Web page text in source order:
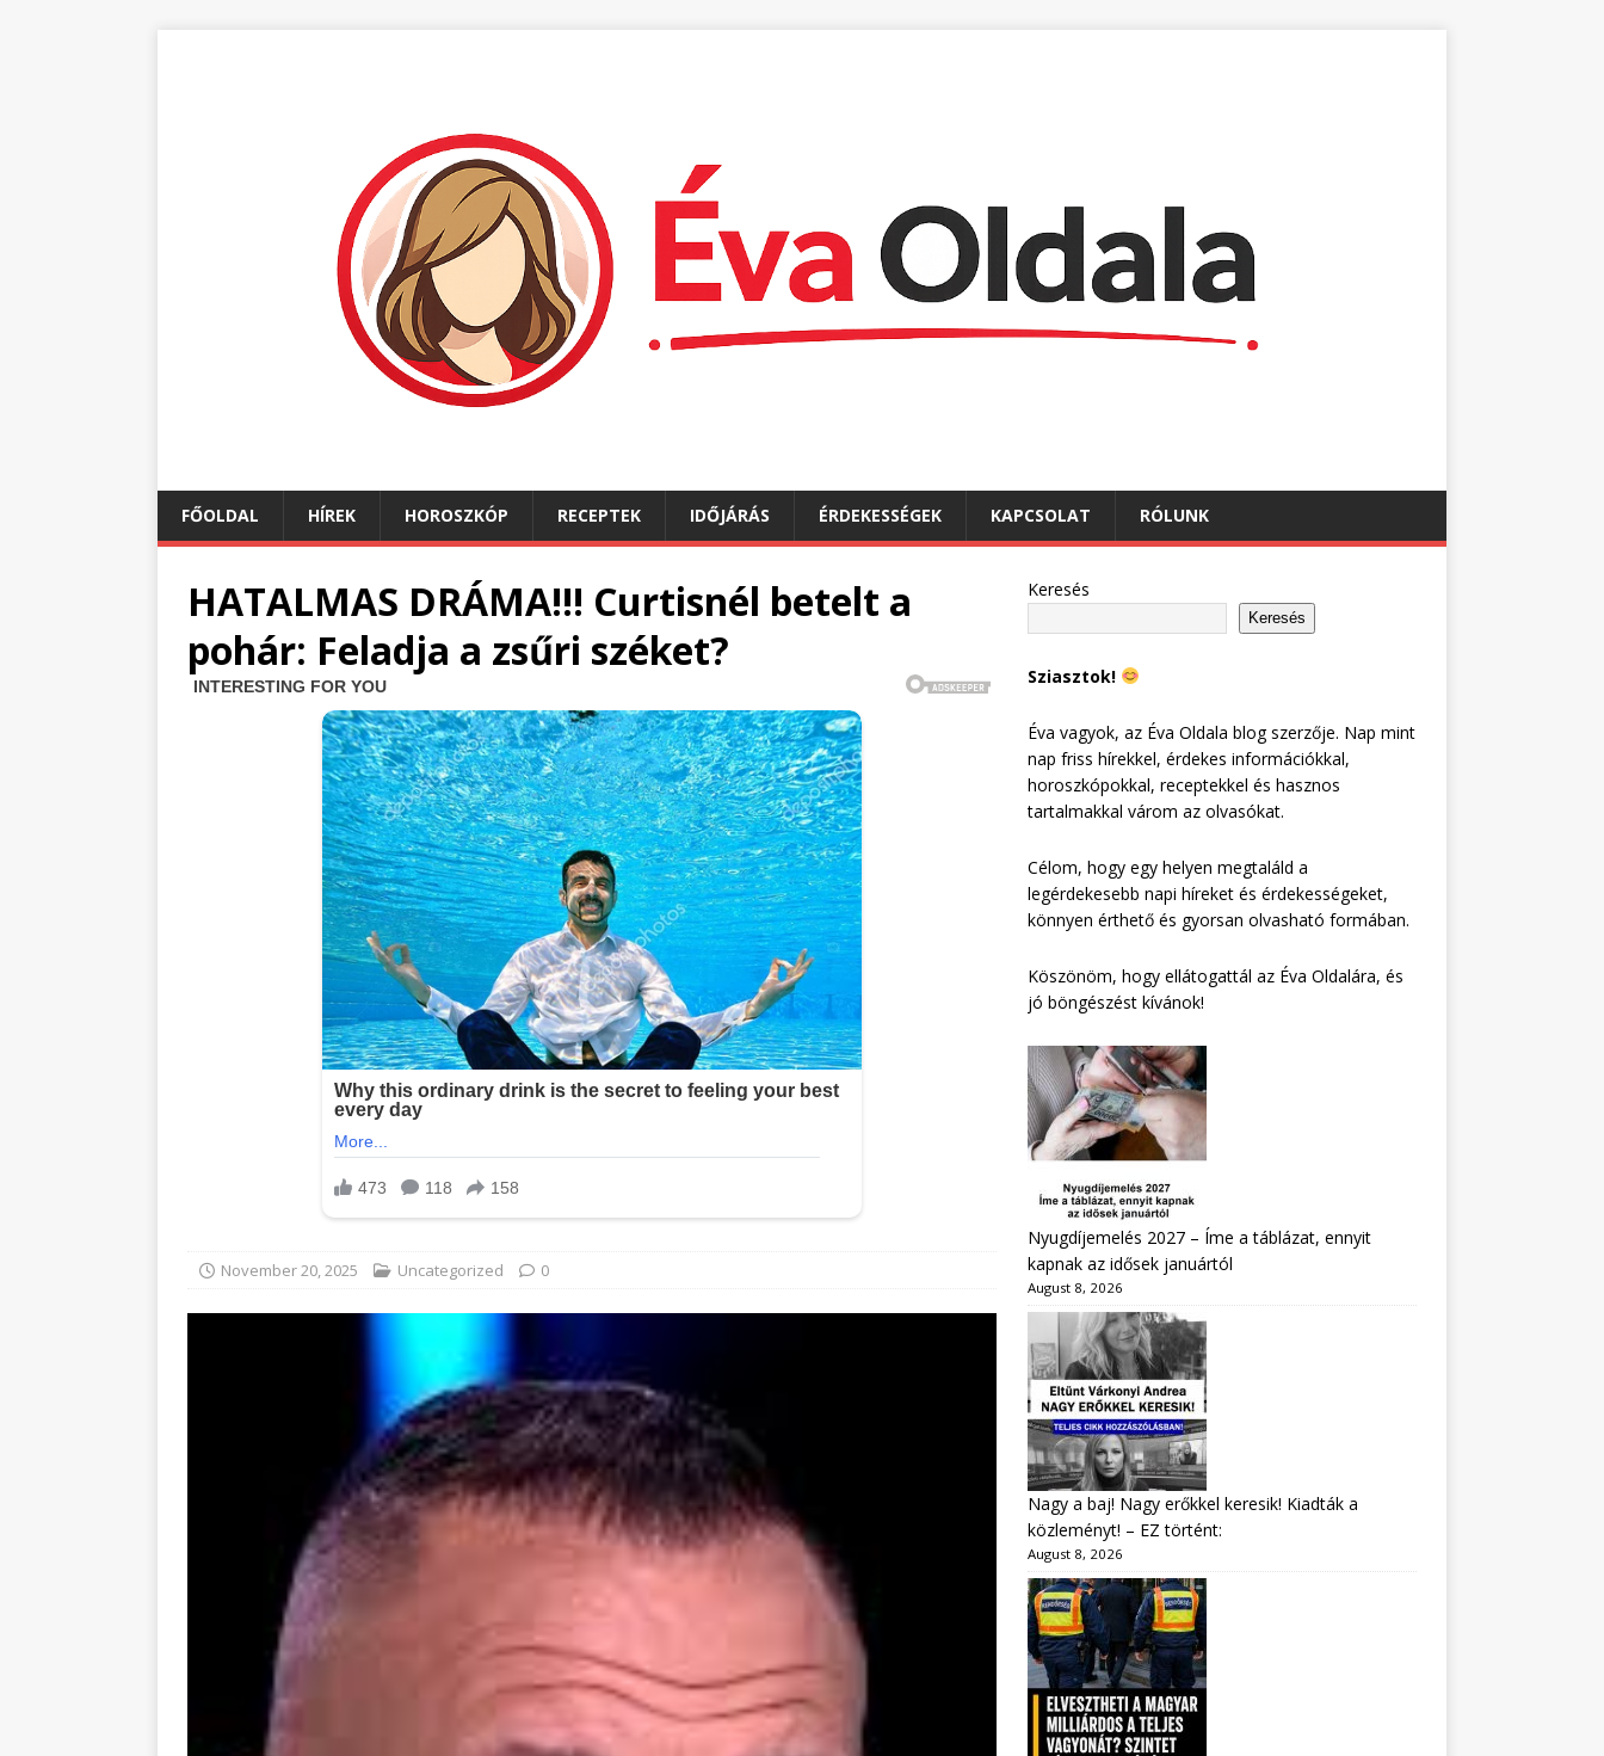
FŐOLDAL HÍREK HOROSZKÓP RECEPTEK IDŐJÁRÁS ÉRDEKESSÉGEK KAPCSOLAT RÓLUNK
HATALMAS DRÁMA!!! Curtisnél betelt a
pohár: Feladja a zsűri széket?
November 20, 2025 Uncategorized 0
Keresés
Keresés
Sziasztok!
Éva vagyok, az Éva Oldala blog szerzője. Nap mint
nap friss hírekkel, érdekes információkkal,
horoszkópokkal, receptekkel és hasznos
tartalmakkal várom az olvasókat.
Célom, hogy egy helyen megtaláld a
legérdekesebb napi híreket és érdekességeket,
könnyen érthető és gyorsan olvasható formában.
Köszönöm, hogy ellátogattál az Éva Oldalára, és
jó böngészést kívánok!
Nyugdíjemelés 2027 – Íme a táblázat, ennyit
kapnak az idősek januártól
August 8, 2026
Nagy a baj! Nagy erőkkel keresik! Kiadták a
közleményt! – EZ történt:
August 8, 2026